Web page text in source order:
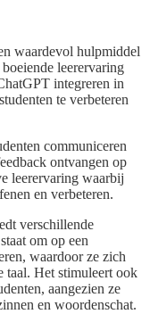
waardevol hulpmiddel
leerervaring
integreren in
te verbeteren
communiceren
ontvangen op
leerervaring waarbij
en verbeteren.
verschillende
om op een
waardoor ze zich
taal. Het stimuleert ook
aangezien ze
en woordenschat.